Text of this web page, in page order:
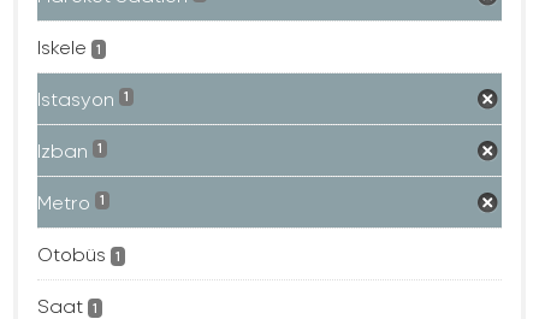
Iskele 1
Istasyon 1
Izban 1
Metro 1
Otobüs 1
Saat 1